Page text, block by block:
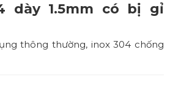
dày 1.5mm có bị gỉ
thông thường, inox 304 chống